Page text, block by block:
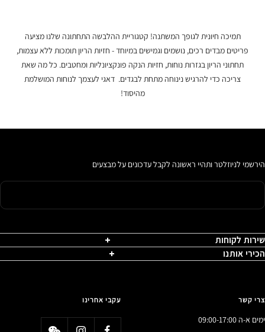
תמיכה חיונית לגופך המשתנה! קטגוריית ההלבשה התחתונה שלנו מציעה
פריטים מבדים רכים, נושמים וגמישים במיוחד - חזיות הריון תומכות ללא עצמות,
תחתוני הריון בגזרות נוחות, חזיות הנקה פונקציונליות ומחטבים. כל מה שאת
צריכה כדי להרגיש נינוחה מתחת לבגדים. דאגי לעצמך לנוחות המושלמת
מהיסוד!
הירשמי לניוזלטר ותהיי ראשונה לקבל עדכונים על מבצעים
שירות לקוחות
הכירי אותנו
צרי קשר
ימים א-ה 09:00-17:00
עקבי אחרינו